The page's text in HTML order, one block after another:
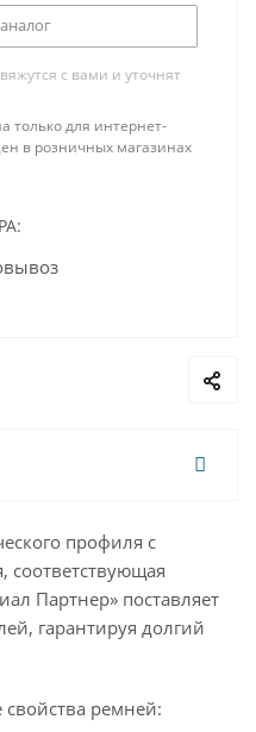
с вами и уточнят
только для интернет-
в розничных магазинах
профиля с
соответствующая
Партнер» поставляет
гарантируя долгий
ремней: